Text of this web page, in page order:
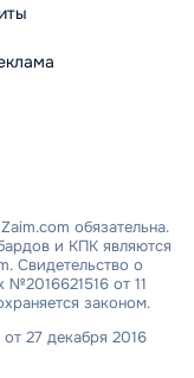
обязательна.
и КПК являются
Свидетельство о
№2016621516 от 11
законом.
27 декабря 2016